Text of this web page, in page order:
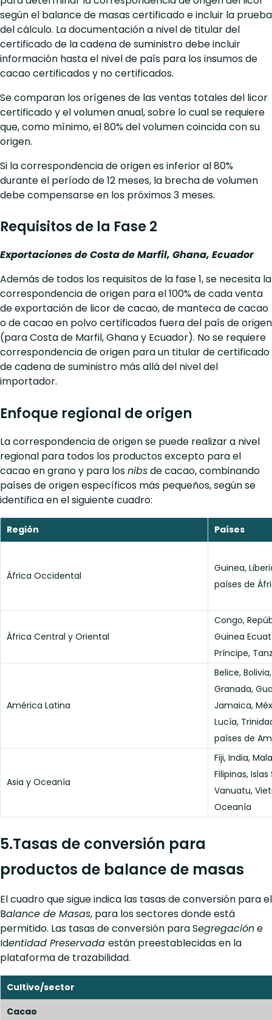
según el balance de masas certificado e incluir la prueba
del cálculo. La documentación a nivel de titular del
certificado de la cadena de suministro debe incluir
información hasta el nivel de país para los insumos de
cacao certificados y no certificados.
Se comparan los orígenes de las ventas totales del licor
certificado y el volumen anual, sobre lo cual se requiere
que, como mínimo, el 80% del volumen coincida con su
origen.
Si la correspondencia de origen es inferior al 80%
durante el período de 12 meses, la brecha de volumen
debe compensarse en los próximos 3 meses.
Requisitos de la Fase 2
Exportaciones de Costa de Marfil, Ghana, Ecuador
Además de todos los requisitos de la fase 1, se necesita la
correspondencia de origen para el 100% de cada venta
de exportación de licor de cacao, de manteca de cacao
o de cacao en polvo certificados fuera del país de origen
(para Costa de Marfil, Ghana y Ecuador). No se requiere
correspondencia de origen para un titular de certificado
de cadena de suministro más allá del nivel del
importador.
Enfoque regional de origen
La correspondencia de origen se puede realizar a nivel
regional para todos los productos excepto para el
cacao en grano y para losnibsde cacao, combinando
países de origen específicos más pequeños, según se
identifica en el siguiente cuadro:
Región Países
África Occidental
Guinea,
países de
África Central y Oriental
Congo,
Guinea
Príncipe,
América Latina
Belice,
Granada,
Jamaica,
Lucía,
países de
Asia y Oceanía
Fiji, India,
Filipinas,
Vanuatu,
Oceanía
5.Tasas de conversión para
productos de balance de masas
El cuadro que sigue indica las tasas de conversión para el
Balance de Masas, para los sectores donde está
permitido. Las tasas de conversión para Segregacióne
Identidad Preservada están preestablecidas en la
plataforma de trazabilidad.
Cultivo/sector
Cacao